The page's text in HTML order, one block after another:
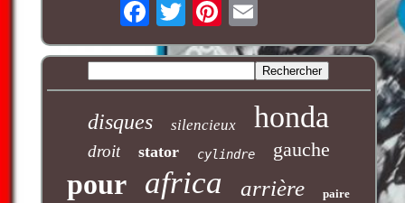
disques silencieux honda
droit stator cylindre gauche
pour africa arrière paire